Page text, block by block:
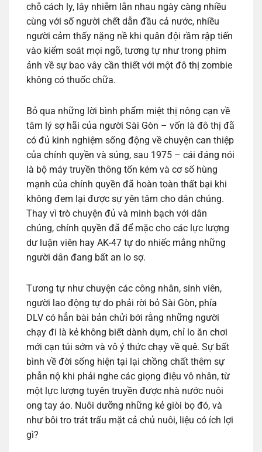
chỗ cách ly, lây nhiễm lẫn nhau ngày càng nhiều
cùng với số người chết dẫn đầu cả nước, nhiều
người cảm thấy nặng nề khi quân đội rầm rập tiến
vào kiểm soát mọi ngõ, tương tự như trong phim
ảnh về sự bao vây cần thiết với một đô thị zombie
không có thuốc chữa.
Bỏ qua những lời bình phẩm miệt thị nông cạn về
tâm lý sợ hãi của người Sài Gòn – vốn là đô thị đã
có đủ kinh nghiệm sống động về chuyện can thiệp
của chính quyền và súng, sau 1975 – cái đáng nói
là bộ máy truyền thông tốn kém và cơ số hùng
mạnh của chính quyền đã hoàn toàn thất bại khi
không đem lại được sự yên tâm cho dân chúng.
Thay vì trò chuyện đủ và minh bạch với dân
chúng, chính quyền đã để mặc cho các lực lượng
dư luận viên hay AK-47 tự do nhiếc mắng những
người dân đang bất an lo sợ.
Tương tự như chuyện các công nhân, sinh viên,
người lao động tự do phải rời bỏ Sài Gòn, phía
DLV có hẳn bài bản chửi bới rằng những người
chạy đi là kẻ không biết dành dụm, chỉ lo ăn chơi
mới cạn túi sớm và vô ý thức chạy về quê. Sự bất
bình về đời sống hiện tại lại chồng chất thêm sự
phẫn nộ khi phải nghe các giọng điệu vô nhân, từ
một lực lượng tuyên truyền được nhà nước nuôi
ong tay áo. Nuôi dưỡng những kẻ giòi bọ đó, và
như bôi tro trát trấu mặt cả chủ nuôi, liệu có ích lợi
gì?